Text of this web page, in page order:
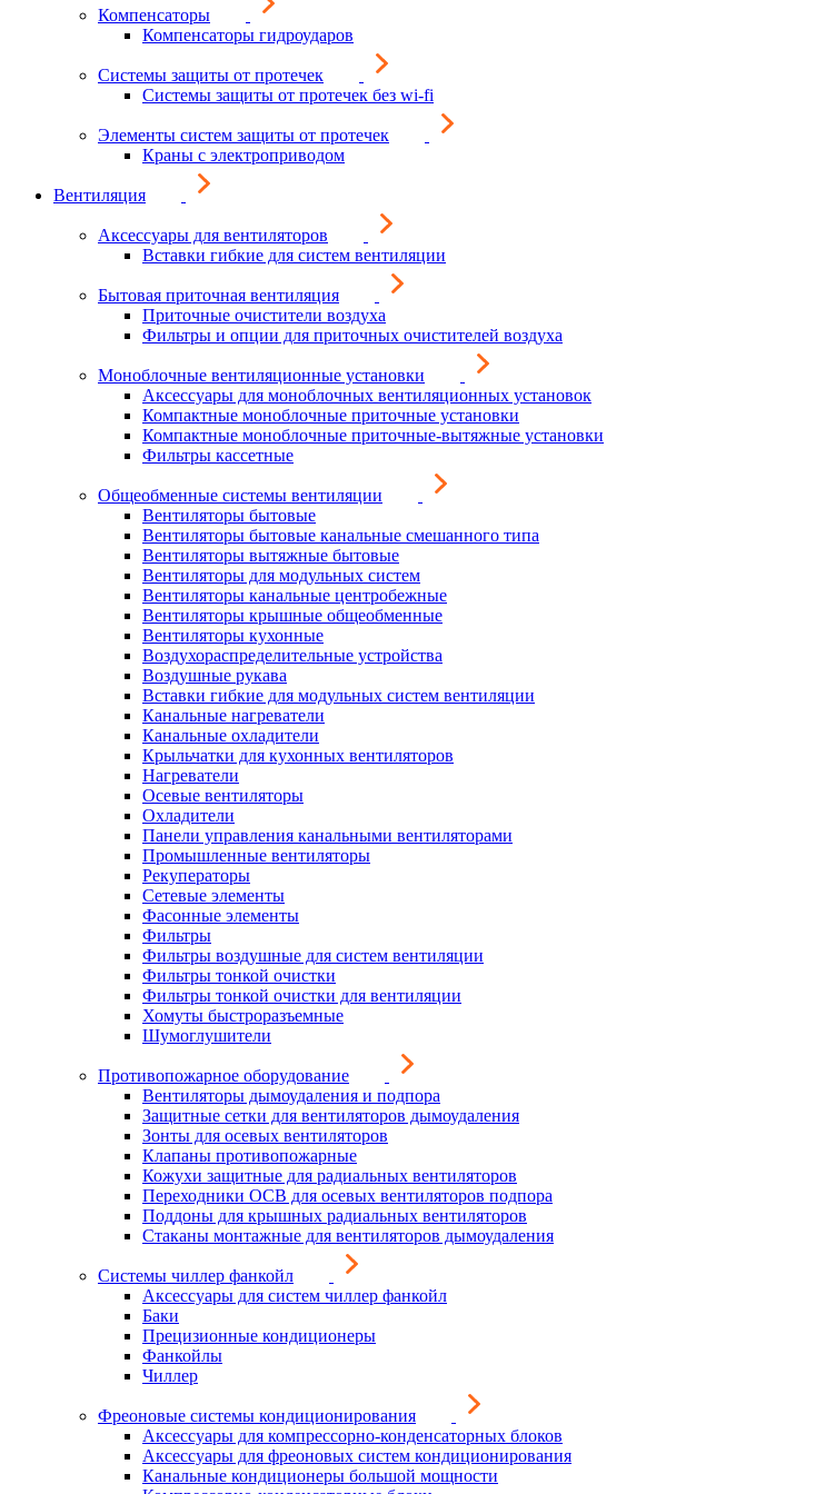
Компенсаторы
Компенсаторы гидроударов
Системы защиты от протечек
Системы защиты от протечек без wi-fi
Элементы систем защиты от протечек
Краны с электроприводом
Вентиляция
Аксессуары для вентиляторов
Вставки гибкие для систем вентиляции
Бытовая приточная вентиляция
Приточные очистители воздуха
Фильтры и опции для приточных очистителей воздуха
Моноблочные вентиляционные установки
Аксессуары для моноблочных вентиляционных установок
Компактные моноблочные приточные установки
Компактные моноблочные приточные-вытяжные установки
Фильтры кассетные
Общеобменные системы вентиляции
Вентиляторы бытовые
Вентиляторы бытовые канальные смешанного типа
Вентиляторы вытяжные бытовые
Вентиляторы для модульных систем
Вентиляторы канальные центробежные
Вентиляторы крышные общеобменные
Вентиляторы кухонные
Воздухораспределительные устройства
Воздушные рукава
Вставки гибкие для модульных систем вентиляции
Канальные нагреватели
Канальные охладители
Крыльчатки для кухонных вентиляторов
Нагреватели
Осевые вентиляторы
Охладители
Панели управления канальными вентиляторами
Промышленные вентиляторы
Рекуператоры
Сетевые элементы
Фасонные элементы
Фильтры
Фильтры воздушные для систем вентиляции
Фильтры тонкой очистки
Фильтры тонкой очистки для вентиляции
Хомуты быстроразъемные
Шумоглушители
Противопожарное оборудование
Вентиляторы дымоудаления и подпора
Защитные сетки для вентиляторов дымоудаления
Зонты для осевых вентиляторов
Клапаны противопожарные
Кожухи защитные для радиальных вентиляторов
Переходники ОСВ для осевых вентиляторов подпора
Поддоны для крышных радиальных вентиляторов
Стаканы монтажные для вентиляторов дымоудаления
Системы чиллер фанкойл
Аксессуары для систем чиллер фанкойл
Баки
Прецизионные кондиционеры
Фанкойлы
Чиллер
Фреоновые системы кондиционирования
Аксессуары для компрессорно-конденсаторных блоков
Аксессуары для фреоновых систем кондиционирования
Канальные кондиционеры большой мощности